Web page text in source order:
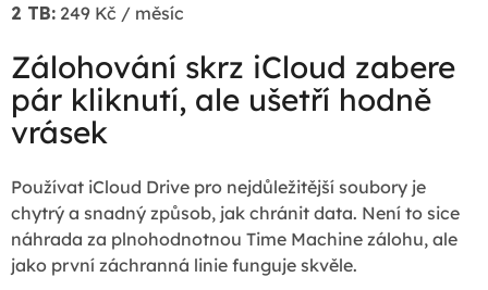
2 TB: 249 Kč / měsíc
Zálohování skrz iCloud zabere
pár kliknutí, ale ušetří hodně
vrásek
Používat iCloud Drive pro nejdůležitější soubory je
chytrý a snadný způsob, jak chránit data. Není to sice
náhrada za plnohodnotnou Time Machine zálohu, ale
jako první záchranná linie funguje skvěle.